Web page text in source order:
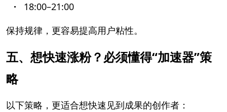
· 18:00–21:00
保持规律，更容易提高用户粘性。
五、想快速涨粉？必须懂得“加速器”策
略
以下策略，更适合想快速见到成果的创作者：